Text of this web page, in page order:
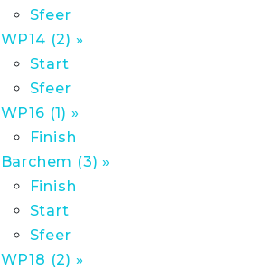
Sfeer
WP14 (2) »
Start
Sfeer
WP16 (1) »
Finish
Barchem (3) »
Finish
Start
Sfeer
WP18 (2) »